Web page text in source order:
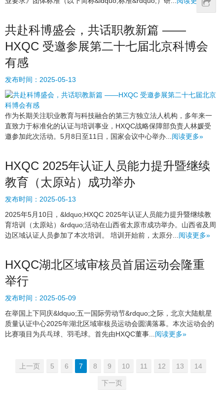
共赴科博盛会，共话职教新篇 ——
HXQC 受邀参展第二十七届北京科博会
有感
发布时间： 2025-05-13
作为长期关注职业教育与科技融合的第三方独立法人机构，多年来一
直致力于标准化的认证与培训事业，HXQC战略保障部负责人林媛受
邀参加此次活动。5月8日至11日，国家会议中心举办... 阅读更多»
HXQC 2025年认证人员能力提升暨继续
教育（太原站）成功举办
发布时间： 2025-05-13
2025年5月10日，&ldquo;HXQC 2025年认证人员能力提升暨继续教
育培训（太原站）&rdquo;活动在山西省太原市成功举办。山西省及周
边区域认证人员参加了本次培训。 培训开始前，太原分... 阅读更多»
HXQC湖北区域审核员首届运动会隆重
举行
发布时间： 2025-05-09
在举国上下同庆&ldquo;五一国际劳动节&rdquo;之际，北京大陆航星
质量认证中心2025年湖北区域审核员运动会圆满落幕。本次运动会的
比赛项目为兵乓球、羽毛球。首先由HXQC董事... 阅读更多»
上一页 5 6 7 8 9 10 11 12 13 14
下一页